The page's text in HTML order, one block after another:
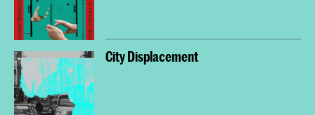
City Displacement